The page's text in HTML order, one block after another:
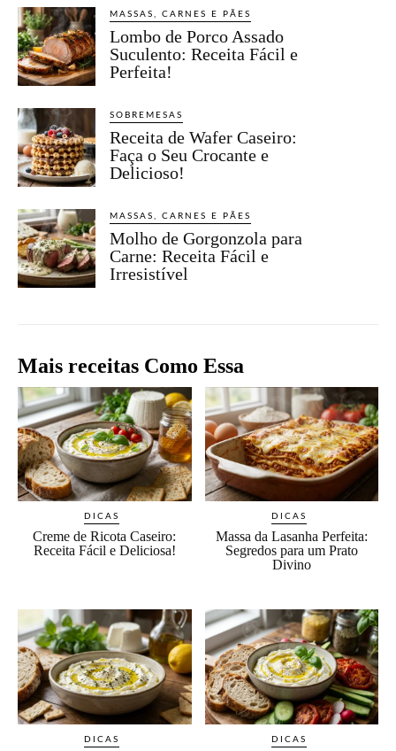
MASSAS, CARNES E PÃES
Lombo de Porco Assado
Suculento: Receita Fácil e
Perfeita!
SOBREMESAS
Receita de Wafer Caseiro:
Faça o Seu Crocante e
Delicioso!
MASSAS, CARNES E PÃES
Molho de Gorgonzola para
Carne: Receita Fácil e
Irresistível
Mais receitas Como Essa
DICAS
Creme de Ricota Caseiro:
Receita Fácil e Deliciosa!
DICAS
Massa da Lasanha Perfeita:
Segredos para um Prato
Divino
DICAS DICAS